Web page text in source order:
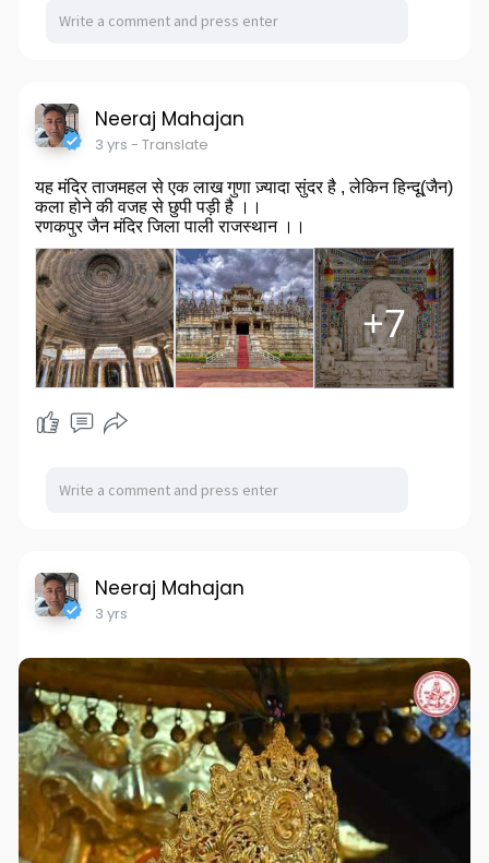
Neeraj Mahajan
3 yrs - Translate
यह मंदिर ताजमहल से एक लाख गुणा ज़्यादा सुंदर है , लेकिन हिन्दू(जैन)
कला होने की वजह से छुपी पड़ी है ।।
रणकपुर जैन मंदिर जिला पाली राजस्थान ।।
+7
Neeraj Mahajan
3 yrs